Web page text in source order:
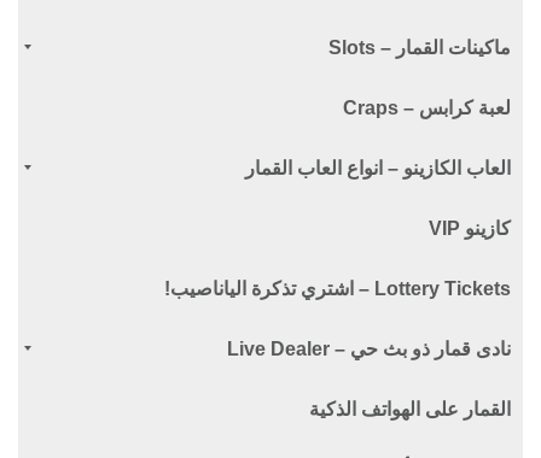
ماكينات القمار – Slots
لعبة كرابس – Craps
العاب الكازينو – انواع العاب القمار
كازينو VIP
Lottery Tickets – اشتري تذكرة الياناصيب!
نادى قمار ذو بث حي – Live Dealer
القمار على الهواتف الذكية